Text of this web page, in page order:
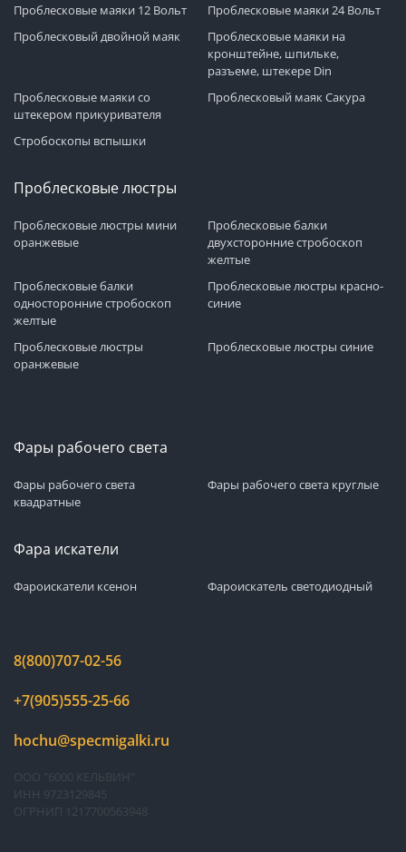
Проблесковые маяки 12 Вольт
Проблесковые маяки 24 Вольт
Проблесковый двойной маяк
Проблесковые маяки на
кронштейне, шпильке,
разъеме, штекере Din
Проблесковые маяки со
штекером прикуривателя
Проблесковый маяк Сакура
Стробоскопы вспышки
Проблесковые люстры
Проблесковые люстры мини
оранжевые
Проблесковые балки
двухсторонние стробоскоп
желтые
Проблесковые балки
односторонние стробоскоп
желтые
Проблесковые люстры красно-
синие
Проблесковые люстры
оранжевые
Проблесковые люстры синие
Фары рабочего света
Фары рабочего света
квадратные
Фары рабочего света круглые
Фара искатели
Фароискатели ксенон Фароискатель светодиодный
8(800)707-02-56
+7(905)555-25-66
hochu@specmigalki.ru
ООО "6000 КЕЛЬВИН"
ИНН 9723129845
ОГРНИП 1217700563948